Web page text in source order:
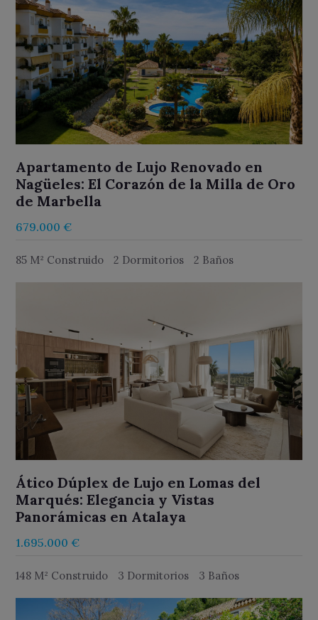
Apartamento de Lujo Renovado en
Nagüeles: El Corazón de la Milla de Oro
de Marbella
679.000 €
85 M² Construido 2 Dormitorios 2 Baños
Ático Dúplex de Lujo en Lomas del
Marqués: Elegancia y Vistas
Panorámicas en Atalaya
1.695.000 €
148 M² Construido 3 Dormitorios 3 Baños